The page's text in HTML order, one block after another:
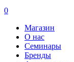
0
Магазин
О нас
Семинары
Бренды